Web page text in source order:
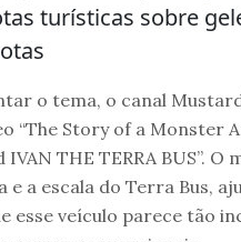
turísticas sobre
o tema, o canal
“The Story of a Monster
THE TERRA BUS”. O
a escala do Terra Bus,
esse veículo parece tão